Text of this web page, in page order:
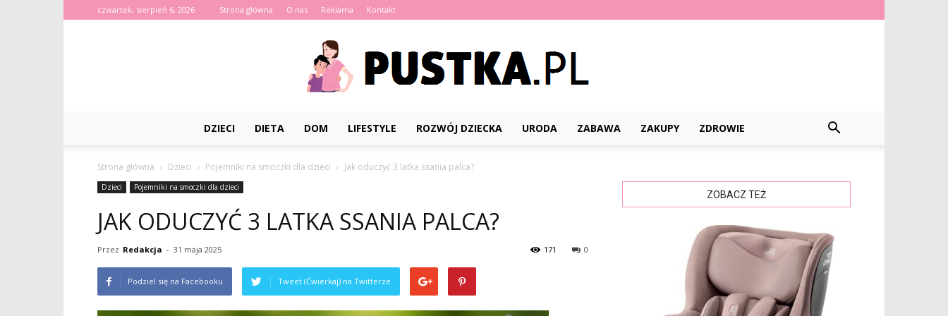
czwartek, sierpień 6, 2026 Strona główna O nas Reklama Kontakt
DZIECI DIETA DOM LIFESTYLE ROZWÓJ DZIECKA URODA ZABAWA ZAKUPY ZDROWIE
Strona główna Dzieci Pojemniki na smoczki dla dzieci Jak oduczyć 3 latka ssania palca?
Dzieci Pojemniki na smoczki dla dzieci
JAK ODUCZYĆ 3 LATKA SSANIA PALCA?
Przez Redakcja - 31 maja 2025 0
171
Podziel się na Facebooku Tweet (Ćwierkaj) na Twitterze
ZOBACZ TEŻ